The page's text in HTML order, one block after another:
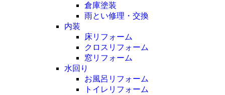
倉庫塗装
雨とい修理・交換
内装
床リフォーム
クロスリフォーム
窓リフォーム
水回り
お風呂リフォーム
トイレリフォーム